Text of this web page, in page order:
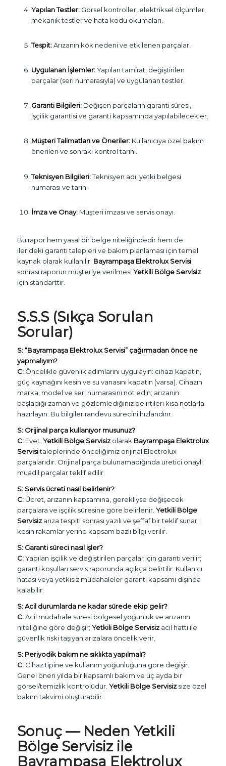
Yapılan Testler:Görsel kontroller, elektriksel ölçümler,
mekanik testler ve hata kodu okumaları.
Tespit:Arızanın kök nedeni ve etkilenen parçalar.
Uygulanan İşlemler:Yapılan tamirat, değiştirilen
parçalar (seri numarasıyla) ve uygulanan testler.
Garanti Bilgileri:Değişen parçaların garanti süresi,
işçilik garantisi ve garanti kapsamında yapılabilecekler.
Müşteri Talimatları ve Öneriler:Kullanıcıya özel bakım
önerileri ve sonraki kontrol tarihi.
Teknisyen Bilgileri:Teknisyen adı, yetki belgesi
numarası ve tarih.
İmza ve Onay:Müşteri imzası ve servis onayı.
Bu rapor hem yasal bir belge niteliğindedir hem de
ilerideki garanti talepleri ve bakım planlaması için temel
kaynak olarak kullanılır. Bayrampaşa Elektrolux Servisi
sonrası raporun müşteriye verilmesiYetkili Bölge Servisiz
için standarttır.
S.S.S (Sıkça Sorulan
Sorular)
S: “Bayrampaşa Elektrolux Servisi” çağırmadan önce ne
yapmalıyım?
C:Öncelikle güvenlik adımlarını uygulayın: cihazı kapatın,
güç kaynağını kesin ve su vanasını kapatın (varsa). Cihazın
marka, model ve seri numarasını not edin; arızanın
başladığı zaman ve gözlemlediğiniz belirtileri kısa notlarla
hazırlayın. Bu bilgiler randevu sürecini hızlandırır.
S: Orijinal parça kullanıyor musunuz?
C:Evet. Yetkili Bölge Servisizolarak Bayrampaşa Elektrolux
Servisitaleplerinde önceliğimiz orijinal Electrolux
parçalarıdır. Orijinal parça bulunamadığında üretici onaylı
muadil parçalar teklif edilir.
S: Servis ücreti nasıl belirlenir?
C:Ücret, arızanın kapsamına, gerekliyse değişecek
parçalara ve işçilik süresine göre belirlenir. Yetkili Bölge
Servisizarıza tespiti sonrası yazılı ve şeffaf bir teklif sunar;
kesin rakamlar yerine kapsam bazlı bilgi verilir.
S: Garanti süreci nasıl işler?
C:Yapılan işçilik ve değiştirilen parçalar için garanti verilir;
garanti koşulları servis raporunda açıkça belirtilir. Kullanıcı
hatası veya yetkisiz müdahaleler garanti kapsamı dışında
kalabilir.
S: Acil durumlarda ne kadar sürede ekip gelir?
C:Acil müdahale süresi bölgesel yoğunluk ve arızanın
niteliğine göre değişir; Yetkili Bölge Servisizacil hattı ile
güvenlik riski taşıyan arızalara öncelik verir.
S: Periyodik bakım ne sıklıkta yapılmalı?
C:Cihaz tipine ve kullanım yoğunluğuna göre değişir.
Genel öneri yılda bir kapsamlı bakım ve üç ayda bir
görsel/temizlik kontrolüdür. Yetkili Bölge Servisizsize özel
bakım takvimi oluşturabilir.
Sonuç — Neden Yetkili
Bölge Servisizile
Bayrampaşa Elektrolux